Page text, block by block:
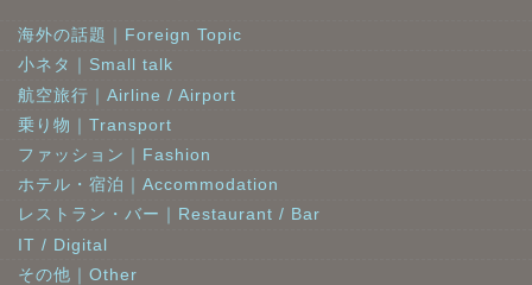
海外の話題｜Foreign Topic
小ネタ｜Small talk
航空旅行｜Airline / Airport
乗り物｜Transport
ファッション｜Fashion
ホテル・宿泊｜Accommodation
レストラン・バー｜Restaurant / Bar
IT / Digital
その他｜Other